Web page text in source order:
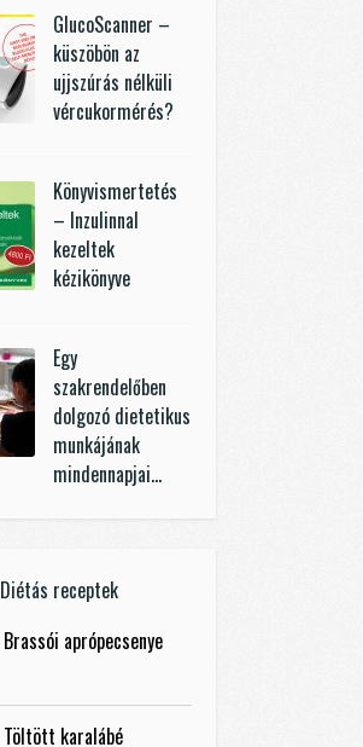
GlucoScanner –
küszöbön az
ujjszúrás nélküli
vércukormérés?
Könyvismertetés
– Inzulinnal
kezeltek
kézikönyve
Egy
szakrendelőben
dolgozó dietetikus
munkájának
mindennapjai…
Diétás receptek
Brassói aprópecsenye
Töltött karalábé